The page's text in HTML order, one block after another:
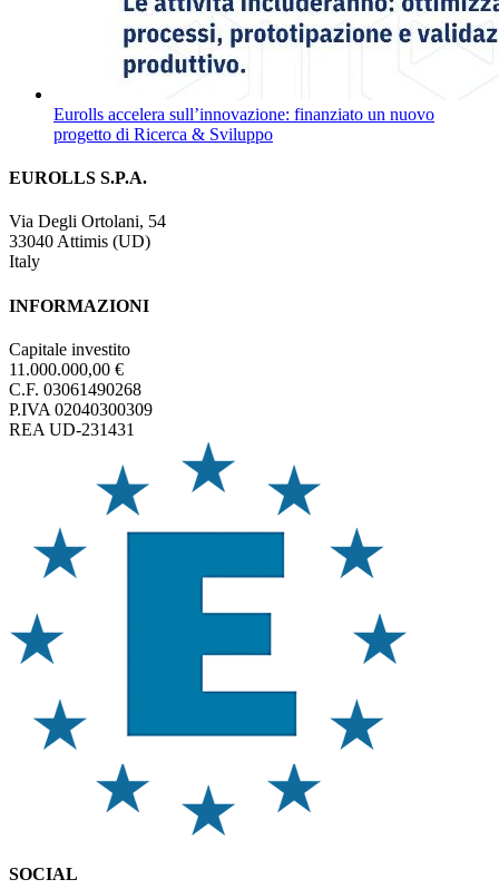
Eurolls accelera sull’innovazione: finanziato un nuovo
progetto di Ricerca & Sviluppo
EUROLLS S.P.A.
Via Degli Ortolani, 54
33040 Attimis (UD)
Italy
INFORMAZIONI
Capitale investito
11.000.000,00 €
C.F. 03061490268
P.IVA 02040300309
REA UD-231431
SOCIAL